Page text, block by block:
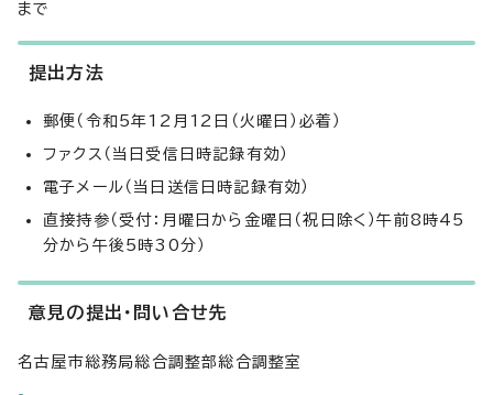
まで
提出方法
郵便（令和5年12月12日（火曜日）必着）
ファクス（当日受信日時記録有効）
電子メール（当日送信日時記録有効）
直接持参（受付：月曜日から金曜日（祝日除く）午前8時45
分から午後5時30分）
意見の提出・問い合せ先
名古屋市総務局総合調整部総合調整室